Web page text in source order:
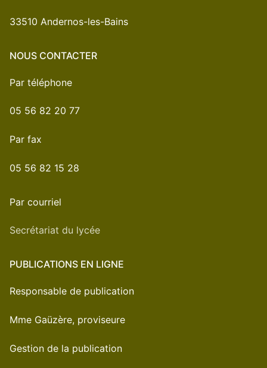
33510 Andernos-les-Bains
NOUS CONTACTER
Par téléphone
05 56 82 20 77
Par fax
05 56 82 15 28
Par courriel
Secrétariat du lycée
PUBLICATIONS EN LIGNE
Responsable de publication
Mme Gaüzère, proviseure
Gestion de la publication